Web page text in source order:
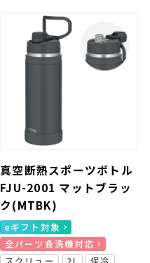
真空断熱スポーツボトル
FJU-2001 マットブラッ
ク(MTBK)
eギフト対象
全パーツ食洗機対応